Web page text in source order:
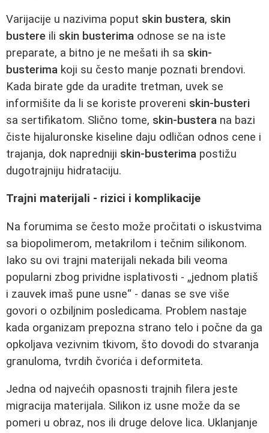
Varijacije u nazivima poput skin bustera, skin
bustere ili skin busterima odnose se na iste
preparate, a bitno je ne mešati ih sa skin-
busterima koji su često manje poznati brendovi.
Kada birate gde da uradite tretman, uvek se
informišite da li se koriste provereni skin-busteri
sa sertifikatom. Slično tome, skin-bustera na bazi
čiste hijaluronske kiseline daju odličan odnos cene i
trajanja, dok napredniji skin-busterima postižu
dugotrajniju hidrataciju.
Trajni materijali - rizici i komplikacije
Na forumima se često može pročitati o iskustvima
sa biopolimerom, metakrilom i tečnim silikonom.
Iako su ovi trajni materijali nekada bili veoma
popularni zbog prividne isplativosti - „jednom platiš
i zauvek imaš pune usne“ - danas se sve više
govori o ozbiljnim posledicama. Problem nastaje
kada organizam prepozna strano telo i počne da ga
opkoljava vezivnim tkivom, što dovodi do stvaranja
granuloma, tvrdih čvorića i deformiteta.
Jedna od najvećih opasnosti trajnih filera jeste
migracija materijala. Silikon iz usne može da se
pomeri u obraz, nos ili druge delove lica. Uklanjanje